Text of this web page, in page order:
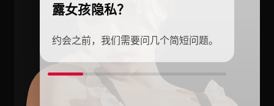
露女孩隐私？
约会之前，我们需要问几个简短问题。